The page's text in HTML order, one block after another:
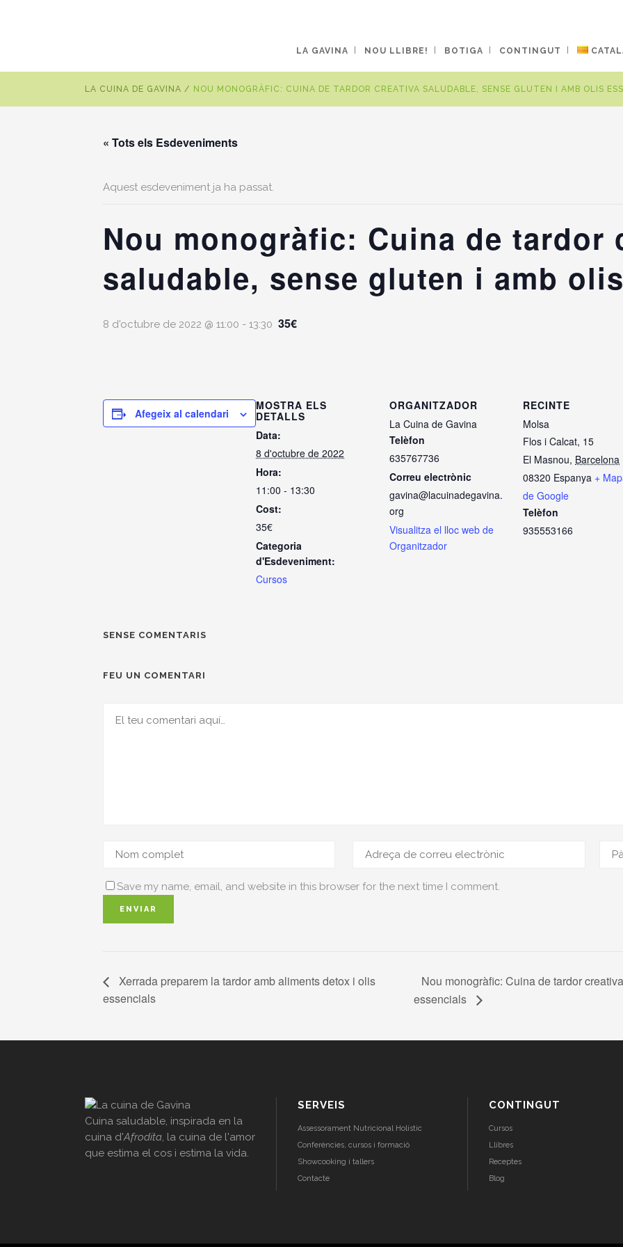
LA GAVINA NOU LLIBRE! BOTIGA CONTINGUT
LA CUINA DE GAVINA / NOU MONOGRÀFIC: CUINA DE TARDOR CREATIVA SALUDABLE, SENSE GLUTEN I AMB OLIS
« Tots els Esdeveniments
Aquest esdeveniment ja ha passat.
Nou monogràfic: Cuina de tardor
saludable, sense gluten i amb
8 d'octubre de 2022 @ 11:00 - 13:30 35€
Afegeix al calendari
MOSTRA ELS
DETALLS
Data:
8 d'octubre de 2022
Hora:
11:00 - 13:30
Cost:
35€
Categoria
d'Esdeveniment:
Cursos
ORGANITZADOR
La Cuina de Gavina
Telèfon
635767736
Correu electrònic
gavina@lacuinadegavina.
org
Visualitza el lloc web de
Organitzador
RECINTE
Molsa
Flos i Calcat, 15
El Masnou, Barcelona
08320 Espanya +
de Google
Telèfon
935553166
SENSE COMENTARIS
FEU UN COMENTARI
Save my name, email, and website in this browser for the next time I comment.
Xerrada preparem la tardor amb aliments detox i olis
essencials
Nou monogràfic: Cuina de tardor
essencials
Cuina saludable, inspirada en la
cuina d'Afrodita, la cuina de l'amor
que estima el cos i estima la vida.
SERVEIS
Assessorament Nutricional Holístic
Conferències, cursos i formació
Showcooking i tallers
Contacte
CONTINGUT
Cursos
Llibres
Receptes
Blog